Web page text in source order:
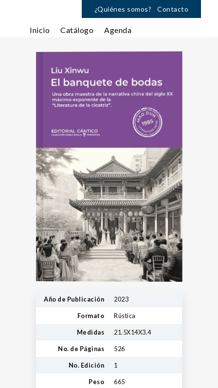
¿Quiénes somos? Contacto
Inicio Catálogo Agenda
Año de Publicación 2023
Formato Rústica
Medidas 21.5X14X3.4
No. de Páginas 526
No. Edición 1
Peso 665